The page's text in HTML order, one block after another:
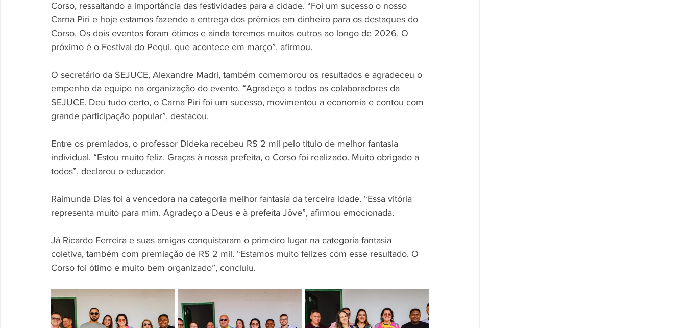
Corso, ressaltando a importância das festividades para a cidade. “Foi um sucesso o nosso
Carna Piri e hoje estamos fazendo a entrega dos prêmios em dinheiro para os destaques do
Corso. Os dois eventos foram ótimos e ainda teremos muitos outros ao longo de 2026. O
próximo é o Festival do Pequi, que acontece em março”, afirmou.
O secretário da SEJUCE, Alexandre Madri, também comemorou os resultados e agradeceu o
empenho da equipe na organização do evento. “Agradeço a todos os colaboradores da
SEJUCE. Deu tudo certo, o Carna Piri foi um sucesso, movimentou a economia e contou com
grande participação popular”, destacou.
Entre os premiados, o professor Dideka recebeu R$ 2 mil pelo título de melhor fantasia
individual. “Estou muito feliz. Graças à nossa prefeita, o Corso foi realizado. Muito obrigado a
todos”, declarou o educador.
Raimunda Dias foi a vencedora na categoria melhor fantasia da terceira idade. “Essa vitória
representa muito para mim. Agradeço a Deus e à prefeita Jôve”, afirmou emocionada.
Já Ricardo Ferreira e suas amigas conquistaram o primeiro lugar na categoria fantasia
coletiva, também com premiação de R$ 2 mil. “Estamos muito felizes com esse resultado. O
Corso foi ótimo e muito bem organizado”, concluiu.